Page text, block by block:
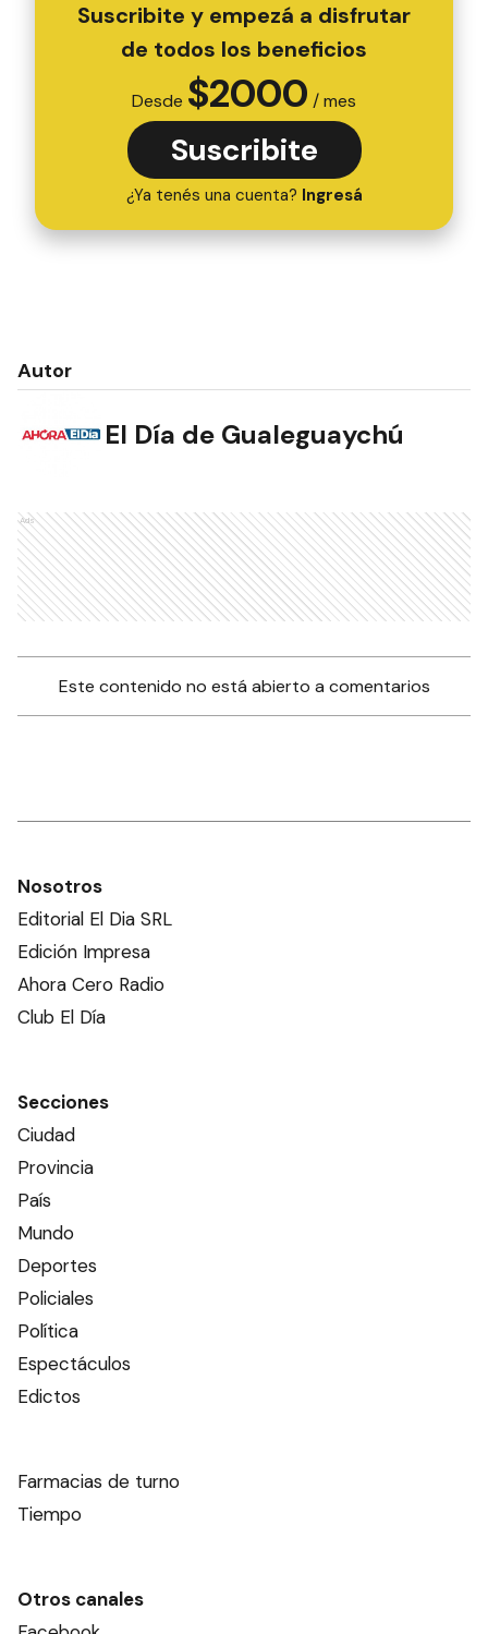
Suscribite y empezá a disfrutar
de todos los beneficios
Desde $2000 / mes
Suscribite
¿Ya tenés una cuenta? Ingresá
Autor
El Día de Gualeguaychú
Ads
Este contenido no está abierto a comentarios
Nosotros
Editorial El Dia SRL
Edición Impresa
Ahora Cero Radio
Club El Día
Secciones
Ciudad
Provincia
País
Mundo
Deportes
Policiales
Política
Espectáculos
Edictos
Farmacias de turno
Tiempo
Otros canales